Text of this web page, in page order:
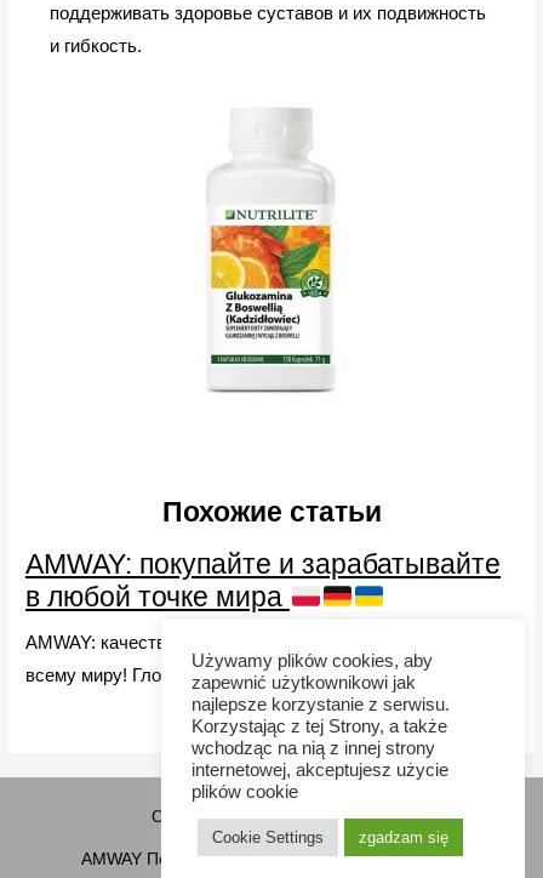
поддерживать здоровье суставов и их подвижность
и гибкость.
Похожие статьи
AMWAY: покупайте и зарабатывайте
в любой точке мира
AMWAY: качественные продукты и заработок онлайн по
всему миру! Глобальные возможности. Начните сейчас!
Copyright © 2026 Sponsor21.pl
AMWAY Польша Как купить Контакты
Używamy plików cookies, aby
zapewnić użytkownikowi jak
najlepsze korzystanie z serwisu.
Korzystając z tej Strony, a także
wchodząc na nią z innej strony
internetowej, akceptujesz użycie
plików cookie
Cookie Settings zgadzam się